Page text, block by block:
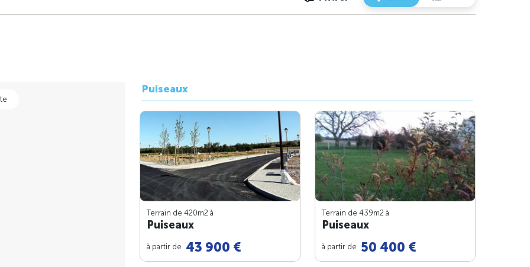
Puiseaux
Terrain de 420m2 à
Puiseaux
à partir de 43 900 €
Terrain de 439m2 à
Puiseaux
à partir de 50 400 €